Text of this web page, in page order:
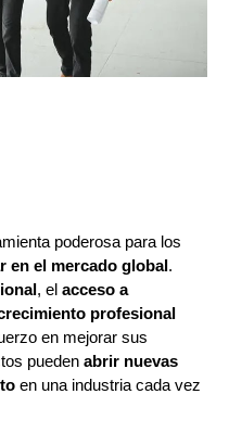
poderosa para los
en el mercado global.
, el acceso a
profesional
en mejorar sus
pueden abrir nuevas
en una industria cada vez